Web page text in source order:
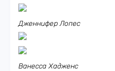
Дженнифер Лопес
Ванесса Хадженс